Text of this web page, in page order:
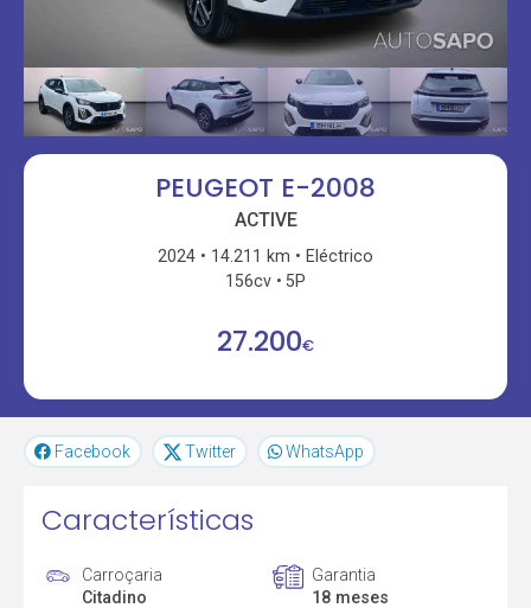
PEUGEOT E-2008
ACTIVE
2024 14.211 km
Eléctrico
156cv
5P
27.200€
Facebook Twitter WhatsApp
Características
Carroçaria
Citadino
Garantia
18 meses